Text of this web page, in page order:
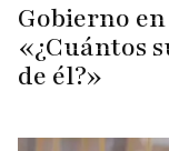
Gobierno
«¿Cuántos
de él?»